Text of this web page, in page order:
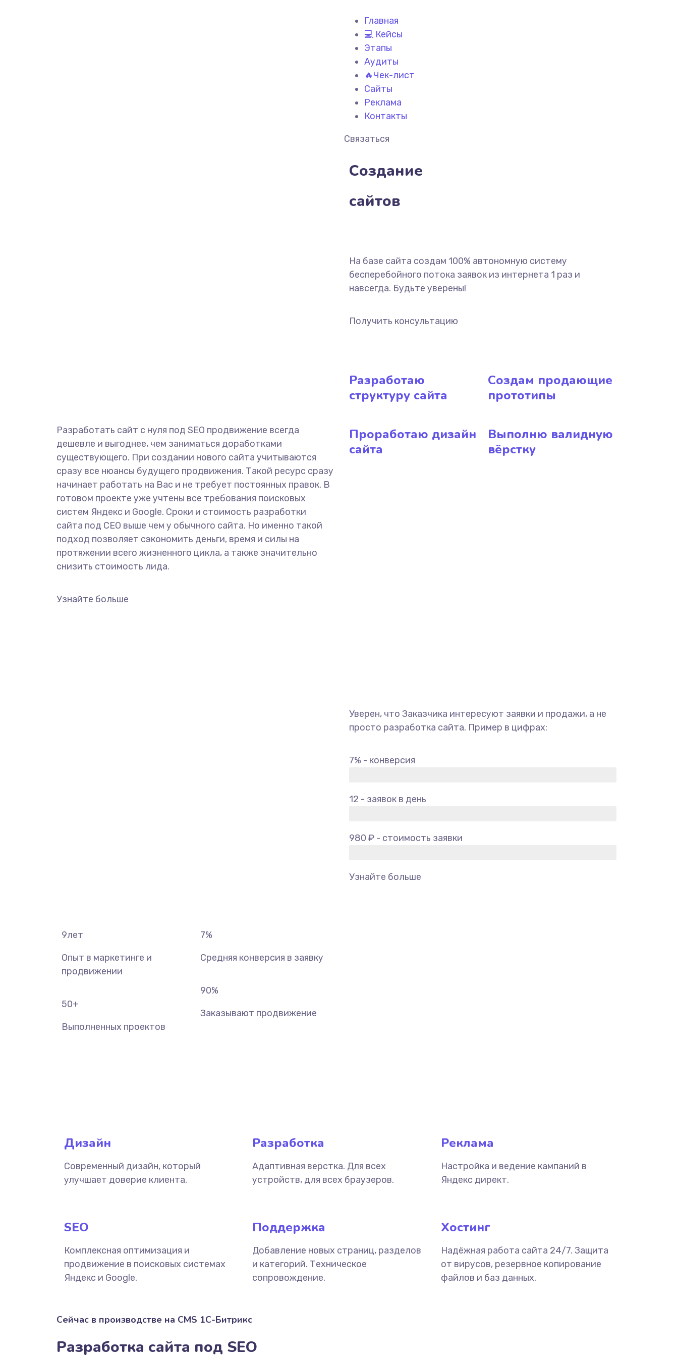
Главная
💻 Кейсы
Этапы
Аудиты
🔥Чек-лист
Сайты
Реклама
Контакты
Связаться
Создание
сайтов
На базе сайта создам 100% автономную систему
бесперебойного потока заявок из интернета 1 раз и
навсегда. Будьте уверены!
Получить консультацию
Разработать сайт с нуля под SEO продвижение всегда
дешевле и выгоднее, чем заниматься доработками
существующего. При создании нового сайта учитываются
сразу все нюансы будущего продвижения. Такой ресурс сразу
начинает работать на Вас и не требует постоянных правок. В
готовом проекте уже учтены все требования поисковых
систем Яндекс и Google. Сроки и стоимость разработки
сайта под СЕО выше чем у обычного сайта. Но именно такой
подход позволяет сэкономить деньги, время и силы на
протяжении всего жизненного цикла, а также значительно
снизить стоимость лида.
Узнайте больше
Разработаю
структуру сайта
Проработаю дизайн
сайта
Создам продающие
прототипы
Выполню валидную
вёрстку
Уверен, что Заказчика интересуют заявки и продажи, а не
просто разработка сайта. Пример в цифрах:
7% - конверсия
12 - заявок в день
980 ₽ - стоимость заявки
Узнайте больше
9лет
Опыт в маркетинге и
продвижении
50+
Выполненных проектов
7%
Средняя конверсия в заявку
90%
Заказывают продвижение
Дизайн
Современный дизайн, который
улучшает доверие клиента.
SEO
Комплексная оптимизация и
продвижение в поисковых системах
Яндекс и Google.
Разработка
Адаптивная верстка. Для всех
устройств, для всех браузеров.
Поддержка
Добавление новых страниц, разделов
и категорий. Техническое
сопровождение.
Реклама
Настройка и ведение кампаний в
Яндекс директ.
Хостинг
Надёжная работа сайта 24/7. Защита
от вирусов, резервное копирование
файлов и баз данных.
Сейчас в производстве на CMS 1С-Битрикс
Разработка сайта под SEO